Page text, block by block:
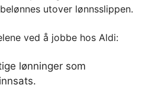
utover lønnsslippen.
ved å jobbe hos Aldi:
lønninger som